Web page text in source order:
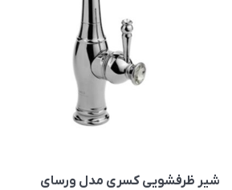
شیر ظرفشویی کسری مدل ورسای